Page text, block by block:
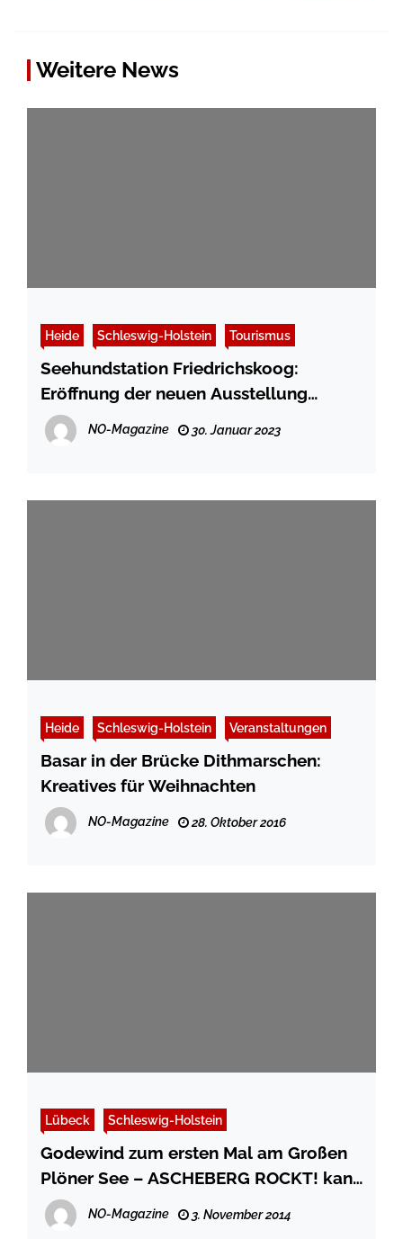
Weitere News
Heide Schleswig-Holstein Tourismus
Seehundstation Friedrichskoog:
Eröffnung der neuen Ausstellung
„Heimische Robben im Weltnaturerbe
Wattenmeer“
NO-Magazine 30. Januar 2023
Heide Schleswig-Holstein Veranstaltungen
Basar in der Brücke Dithmarschen:
Kreatives für Weihnachten
NO-Magazine 28. Oktober 2016
Lübeck Schleswig-Holstein
Godewind zum ersten Mal am Großen
Plöner See – ASCHEBERG ROCKT! kann
auch leise!
NO-Magazine 3. November 2014